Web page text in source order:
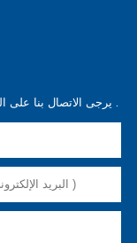
يرجى الاتصال بنا على الفور للحصول على مزيد من المعلومات حول خدماتنا .